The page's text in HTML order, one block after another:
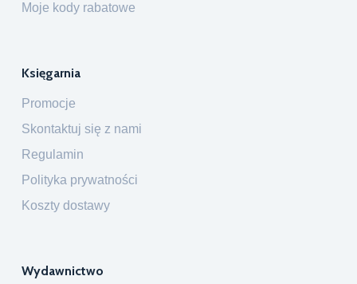
Moje kody rabatowe
Księgarnia
Promocje
Skontaktuj się z nami
Regulamin
Polityka prywatności
Koszty dostawy
Wydawnictwo